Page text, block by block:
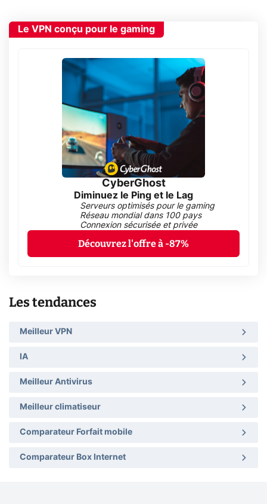
Le VPN conçu pour le gaming
CyberGhost
Diminuez le Ping et le Lag
Serveurs optimisés pour le gaming
Réseau mondial dans 100 pays
Connexion sécurisée et privée
Découvrez l'offre à -87%
Les tendances
Meilleur VPN
IA
Meilleur Antivirus
Meilleur climatiseur
Comparateur Forfait mobile
Comparateur Box Internet